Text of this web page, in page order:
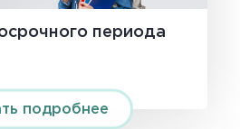
периода
подробнее